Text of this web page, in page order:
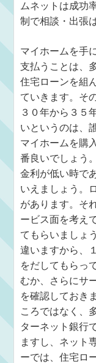
ムネットは成功
制で相談・出張
マイホームを手
支払うことは、
住宅ローンを組
ていきます。そ
３０年から３５
いというのは、
マイホームを購
番良いでしょう
金利が低い時で
いえましょう。
があります。そ
ービス面を考え
てもらいましょ
違いますから、
をだしてもらっ
むか、さらにサ
を確認しておき
ころではなく、
ターネット銀行
ますし、ネット
ーでは、住宅ロ